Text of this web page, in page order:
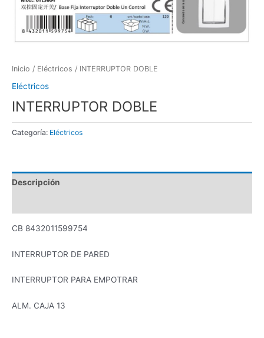
Inicio / Eléctricos / INTERRUPTOR DOBLE
Eléctricos
INTERRUPTOR DOBLE
Categoría: Eléctricos
Descripción
CB 8432011599754
INTERRUPTOR DE PARED
INTERRUPTOR PARA EMPOTRAR
ALM. CAJA 13